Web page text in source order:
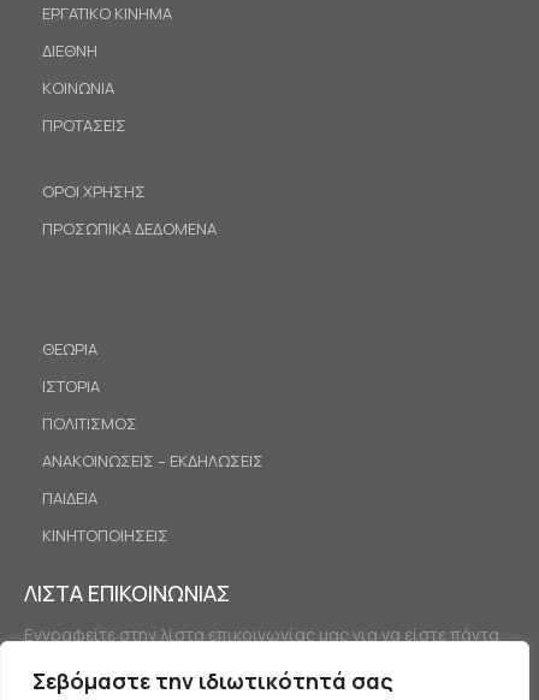
Σεβόμαστε την ιδιωτικότητά σας
ΕΡΓΑΤΙΚΟ ΚΙΝΗΜΑ
ΔΙΕΘΝΗ
ΚΟΙΝΩΝΙΑ
ΠΡΟΤΑΣΕΙΣ
ΟΡΟΙ ΧΡΗΣΗΣ
ΠΡΟΣΩΠΙΚΑ ΔΕΔΟΜΕΝΑ
ΘΕΩΡΙΑ
ΙΣΤΟΡΙΑ
ΠΟΛΙΤΙΣΜΟΣ
ΑΝΑΚΟΙΝΩΣΕΙΣ – ΕΚΔΗΛΩΣΕΙΣ
ΠΑΙΔΕΙΑ
ΚΙΝΗΤΟΠΟΙΗΣΕΙΣ
ΛΙΣΤΑ ΕΠΙΚΟΙΝΩΝΙΑΣ
Εγγραφείτε στην λίστα επικοινωνίας μας για να είστε πάντα